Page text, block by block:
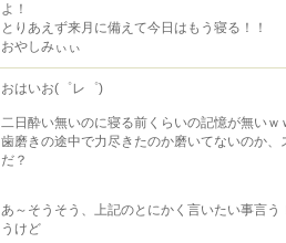
よ！
とりあえず来月に備えて今日はもう寝る！！
おやしみぃぃ
おはいお(゜レ゜)
二日酔い無いのに寝る前くらいの記憶が無いｗ
歯磨きの途中で力尽きたのか磨いてないのか
だ？
あ～そうそう、上記のとにかく言いたい事言
うけど